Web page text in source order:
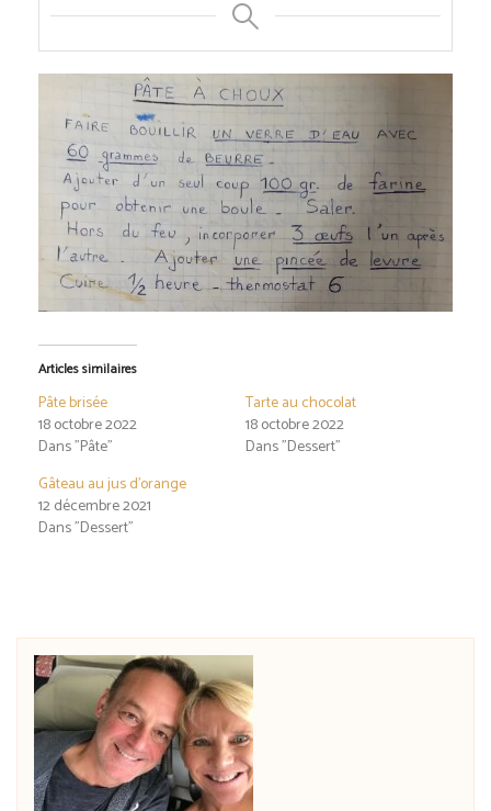
Articles similaires
Pâte brisée
18 octobre 2022
Dans "Pâte"
Tarte au chocolat
18 octobre 2022
Dans "Dessert"
Gâteau au jus d’orange
12 décembre 2021
Dans "Dessert"